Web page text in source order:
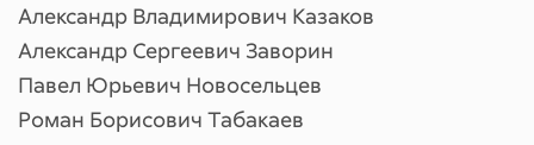
Александр Владимирович Казаков
Александр Сергеевич Заворин
Павел Юрьевич Новосельцев
Роман Борисович Табакаев